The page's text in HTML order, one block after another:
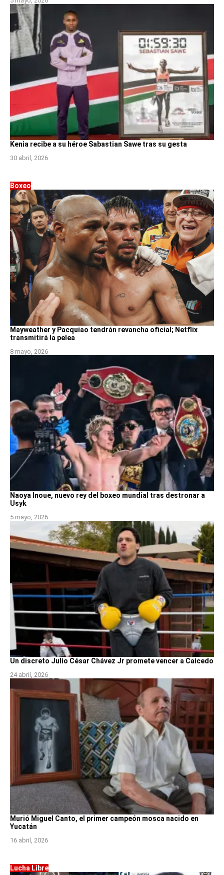
Kenia recibe a su héroe Sabastian Sawe tras su gesta
30 abril, 2026
Boxeo
Mayweather y Pacquiao tendrán revancha oficial; Netflix
transmitirá la pelea
8 mayo, 2026
Naoya Inoue, nuevo rey del boxeo mundial tras destronar a
Usyk
5 mayo, 2026
Un discreto Julio César Chávez Jr promete vencer a Caicedo
24 abril, 2026
Murió Miguel Canto, el primer campeón mosca nacido en
Yucatán
16 abril, 2026
Lucha Libre